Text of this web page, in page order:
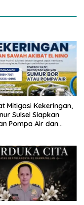
Mitigasi Kekeringan,
Sulsel Siapkan
Pompa Air dan